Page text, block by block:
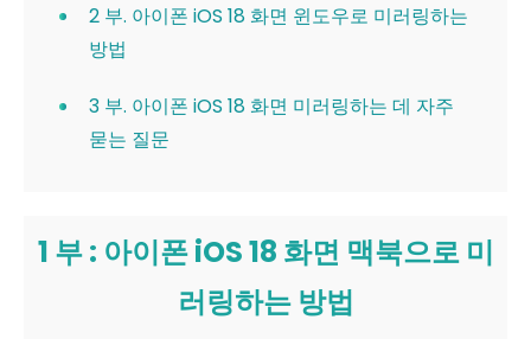
2 부. 아이폰 iOS 18 화면 윈도우로 미러링하는
방법
3 부. 아이폰 iOS 18 화면 미러링하는 데 자주
묻는 질문
1 부 : 아이폰 iOS 18 화면 맥북으로 미
러링하는 방법